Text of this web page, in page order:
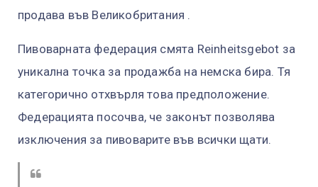
продава във Великобритания .
Пивоварната федерация смята Reinheitsgebot за
уникална точка за продажба на немска бира. Тя
категорично отхвърля това предположение.
Федерацията посочва, че законът позволява
изключения за пивоварите във всички щати.